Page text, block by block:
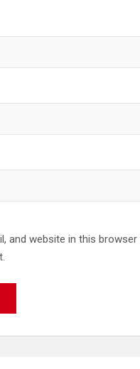
and website in this